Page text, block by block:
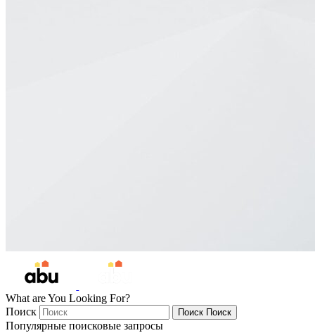
What are You Looking For?
Поиск
Поиск Поиск
Популярные поисковые запросы